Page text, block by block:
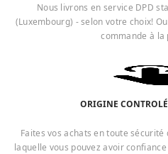
Nous livrons en service DPD
(Luxembourg) - selon votre choix!
commande à la
ORIGINE
Faites vos achats en toute
laquelle vous pouvez avoir